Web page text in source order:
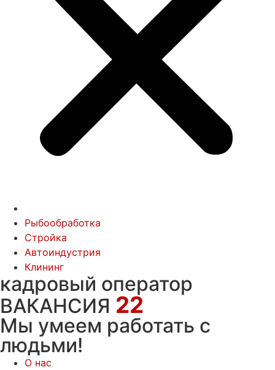
Рыбообработка
Стройка
Автоиндустрия
Клининг
кадровый оператор
ВАКАНСИЯ 22
Мы умеем работать с
людьми!
О нас